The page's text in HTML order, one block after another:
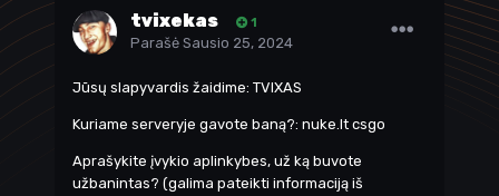
tvixekas 1
Parašė Sausio 25, 2024
Jūsų slapyvardis žaidime: TVIXAS
Kuriame serveryje gavote baną?: nuke.lt csgo
Aprašykite įvykio aplinkybes, už ką buvote
užbanintas? (galima pateikti informaciją iš